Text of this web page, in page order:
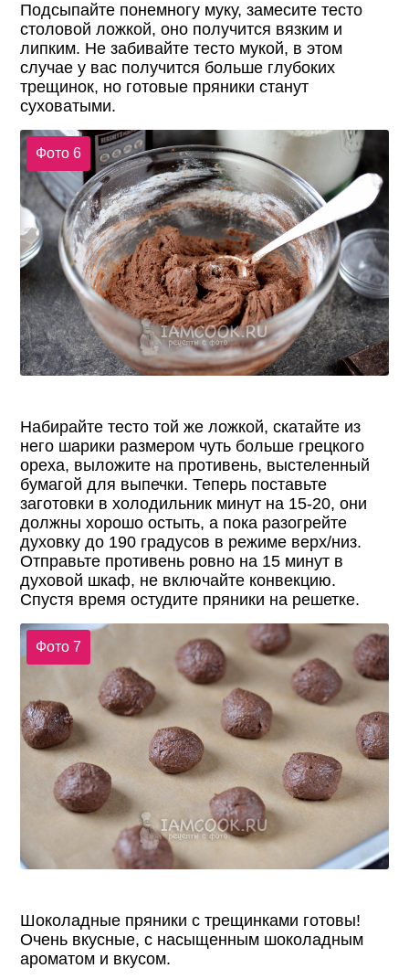
Подсыпайте понемногу муку, замесите тесто
столовой ложкой, оно получится вязким и
липким. Не забивайте тесто мукой, в этом
случае у вас получится больше глубоких
трещинок, но готовые пряники станут
суховатыми.
Фото 6
Набирайте тесто той же ложкой, скатайте из
него шарики размером чуть больше грецкого
ореха, выложите на противень, выстеленный
бумагой для выпечки. Теперь поставьте
заготовки в холодильник минут на 15-20, они
должны хорошо остыть, а пока разогрейте
духовку до 190 градусов в режиме верх/низ.
Отправьте противень ровно на 15 минут в
духовой шкаф, не включайте конвекцию.
Спустя время остудите пряники на решетке.
Фото 7
Шоколадные пряники с трещинками готовы!
Очень вкусные, с насыщенным шоколадным
ароматом и вкусом.